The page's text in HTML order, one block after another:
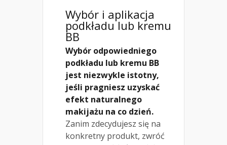
Wybór i aplikacja
podkładu lub kremu
BB
Wybór odpowiedniego
podkładu lub kremu BB
jest niezwykle istotny,
jeśli pragniesz uzyskać
efekt naturalnego
makijażu na co dzień.
Zanim zdecydujesz się na
konkretny produkt, zwróć